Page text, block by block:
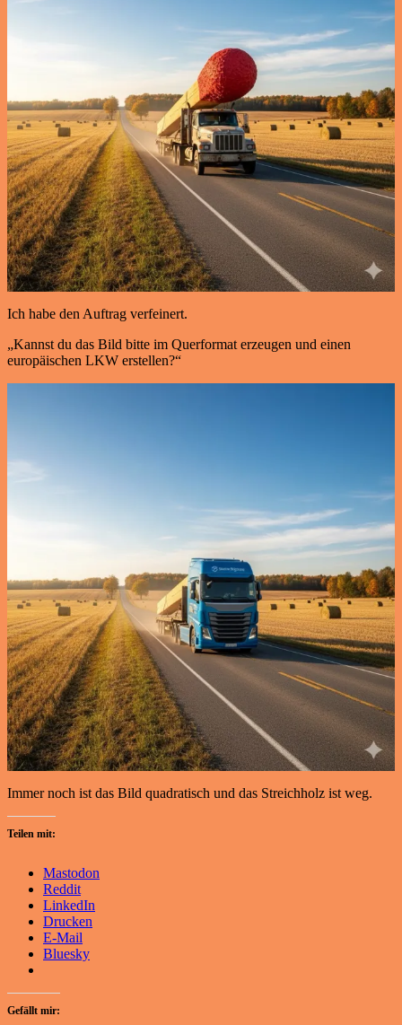
Ich habe den Auftrag verfeinert.
„Kannst du das Bild bitte im Querformat erzeugen und einen
europäischen LKW erstellen?“
Immer noch ist das Bild quadratisch und das Streichholz ist weg.
Teilen mit:
Mastodon
Reddit
LinkedIn
Drucken
E-Mail
Bluesky
Gefällt mir: